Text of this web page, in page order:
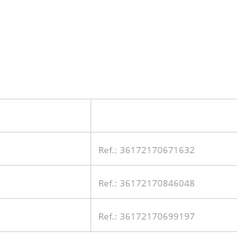
Ref.: 36172170671632
Ref.: 36172170846048
Ref.: 36172170699197